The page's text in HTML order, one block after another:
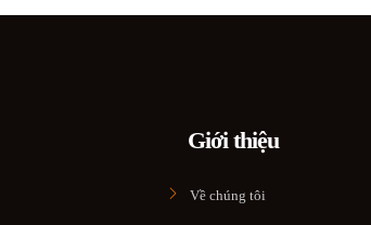
Giới thiệu
Về chúng tôi